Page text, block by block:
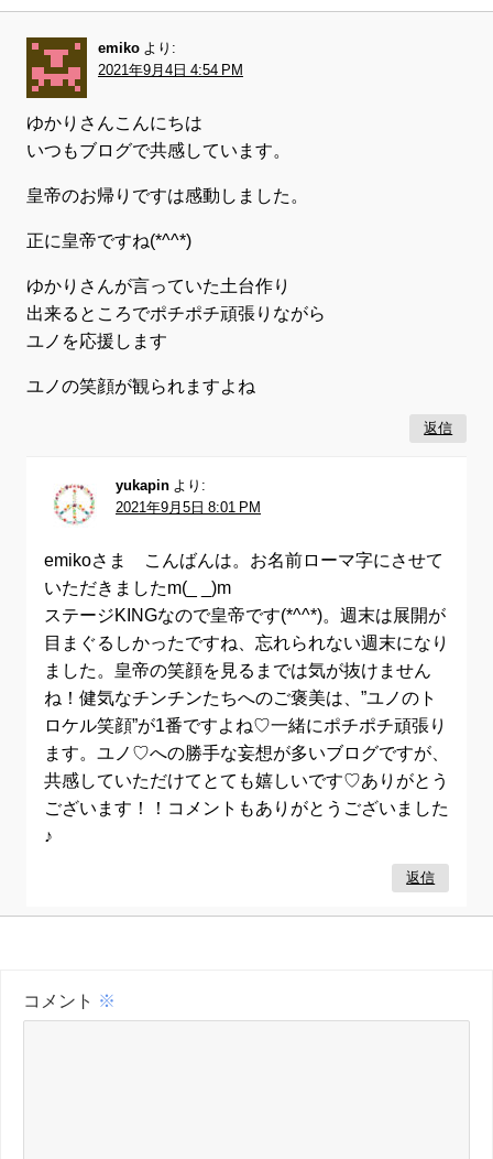
emiko より:
2021年9月4日 4:54 PM
ゆかりさんこんにちは
いつもブログで共感しています。
皇帝のお帰りですは感動しました。
正に皇帝ですね(*^^*)
ゆかりさんが言っていた土台作り
出来るところでポチポチ頑張りながら
ユノを応援します
ユノの笑顔が観られますよね
返信
yukapin より:
2021年9月5日 8:01 PM
emikoさま こんばんは。お名前ローマ字にさせて
いただきましたm(_ _)m
ステージKINGなので皇帝です(*^^*)。週末は展開が
目まぐるしかったですね、忘れられない週末になり
ました。皇帝の笑顔を見るまでは気が抜けません
ね！健気なチンチンたちへのご褒美は、”ユノのト
ロケル笑顔”が1番ですよね♡一緒にポチポチ頑張り
ます。ユノ♡への勝手な妄想が多いブログですが、
共感していただけてとても嬉しいです♡ありがとう
ございます！！コメントもありがとうございました
♪
返信
コメント ※